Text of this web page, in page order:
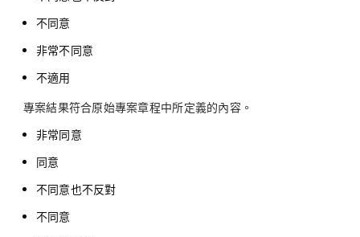
不同意
非常不同意
不適用
專案結果符合原始專案章程中所定義的內容。
非常同意
同意
不同意也不反對
不同意